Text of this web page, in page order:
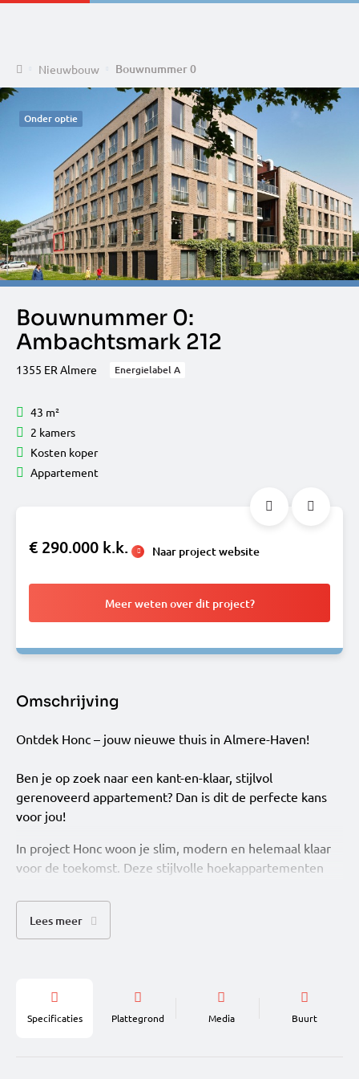
HomeNieuwbouw Bouwnummer 0
Onder optie
Bouwnummer 0:
Ambachtsmark 212
1355 ER Almere Energielabel A
43 m²
2 kamers
Kosten koper
Appartement
€ 290.000 k.k. Naar project website
Meer weten over dit project?
Omschrijving
Ontdek Honc – jouw nieuwe thuis in Almere-Haven!
Ben je op zoek naar een kant-en-klaar, stijlvol
gerenoveerd appartement? Dan is dit de perfecte kans
voor jou!
In project Honc woon je slim, modern en helemaal klaar
voor de toekomst. Deze stijlvolle hoekappartementen
professionals en iedereen die houdt van comfortabel
wonen zonder gedoe. Alles is al voor je geregeld: van
keuken en sanitair tot vloer-, wand- en plafondafwerking.
met gezamenlijke buitenruimte en gedeelde
fietsenstalling.
Lees meer
Specificaties Plattegrond Media Buurt